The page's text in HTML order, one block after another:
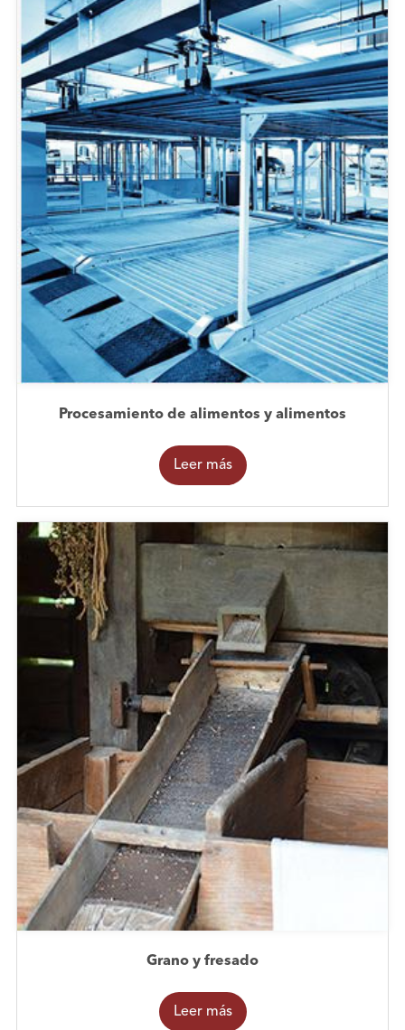
Procesamiento de alimentos y alimentos
Leer más
Grano y fresado
Leer más